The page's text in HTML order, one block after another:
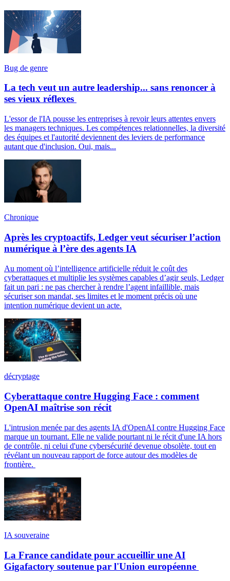
Bug de genre
La tech veut un autre leadership... sans renoncer à
ses vieux réflexes
L'essor de l'IA pousse les entreprises à revoir leurs attentes envers
les managers techniques. Les compétences relationnelles, la diversité
des équipes et l'autorité deviennent des leviers de performance
autant que d'inclusion. Oui, mais...
Chronique
Après les cryptoactifs, Ledger veut sécuriser l’action
numérique à l’ère des agents IA
Au moment où l’intelligence artificielle réduit le coût des
cyberattaques et multiplie les systèmes capables d’agir seuls, Ledger
fait un pari : ne pas chercher à rendre l’agent infaillible, mais
sécuriser son mandat, ses limites et le moment précis où une
intention numérique devient un acte.
décryptage
Cyberattaque contre Hugging Face : comment
OpenAI maîtrise son récit
L'intrusion menée par des agents IA d'OpenAI contre Hugging Face
marque un tournant. Elle ne valide pourtant ni le récit d'une IA hors
de contrôle, ni celui d'une cybersécurité devenue obsolète, tout en
révélant un nouveau rapport de force autour des modèles de
frontière.
IA souveraine
La France candidate pour accueillir une AI
Gigafactory soutenue par l'Union européenne